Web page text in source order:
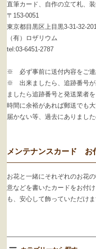
直筆カード、自作の立て札、
〒153-0051
東京都目黒区上目黒3-31-32-
（有）ロザリウム
tel:03-6451-2787
※ 必ず事前に送付内容をご連
※ 出来ましたら、追跡番号が
ましたら追跡番号と発送業者を
時間に余裕があれば郵送でも
届かない等、過去にありまし
メンテナンスカード お
お花と一緒にそれぞれのお花
意などを書いたカードをお付
も、安心して飾っていただけま